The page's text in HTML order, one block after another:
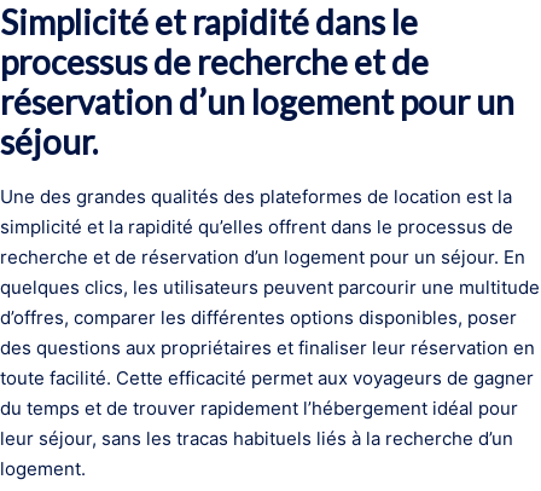
Simplicité et rapidité dans le
processus de recherche et de
réservation d’un logement pour un
séjour.
Une des grandes qualités des plateformes de location est la
simplicité et la rapidité qu’elles offrent dans le processus de
recherche et de réservation d’un logement pour un séjour. En
quelques clics, les utilisateurs peuvent parcourir une multitude
d’offres, comparer les différentes options disponibles, poser
des questions aux propriétaires et finaliser leur réservation en
toute facilité. Cette efficacité permet aux voyageurs de gagner
du temps et de trouver rapidement l’hébergement idéal pour
leur séjour, sans les tracas habituels liés à la recherche d’un
logement.